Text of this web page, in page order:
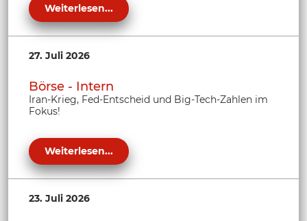
Weiterlesen...
27. Juli 2026
Börse - Intern
Iran-Krieg, Fed-Entscheid und Big-Tech-Zahlen im
Fokus!
Weiterlesen...
23. Juli 2026